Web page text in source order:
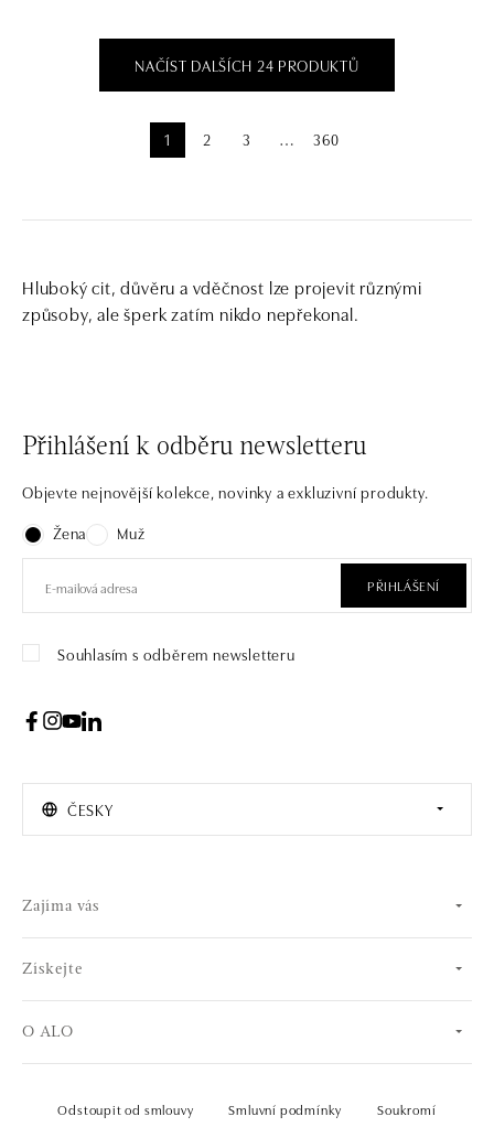
NAČÍST DALŠÍCH 24 PRODUKTŮ
1 2 3 ⋯ 360
Hluboký cit, důvěru a vděčnost lze projevit různými
způsoby, ale šperk zatím nikdo nepřekonal.
Přihlášení k odběru newsletteru
Objevte nejnovější kolekce, novinky a exkluzivní produkty.
Žena
Muž
PŘIHLÁŠENÍ
Souhlasím s odběrem newsletteru
ČESKY
Zajíma vás
Získejte
O ALO
Odstoupit od smlouvy Smluvní podmínky Soukromí